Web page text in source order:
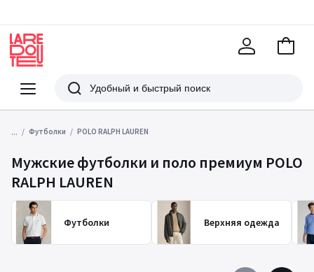
Меню
Redoute
Поиск
В
... Футболки POLO RALPH LAUREN
Мужские футболки и поло премиум POLO
RALPH LAUREN
Футболки Верхняя одежда